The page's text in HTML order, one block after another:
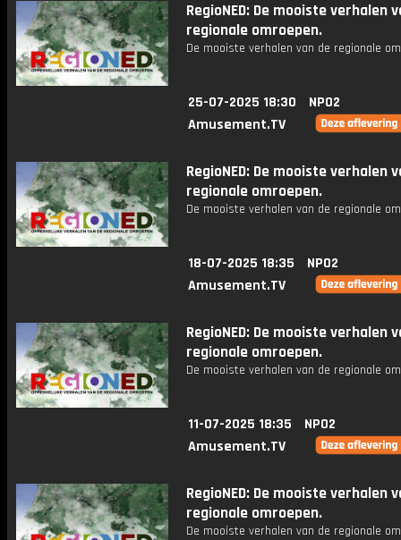
RegioNED: De mooiste verhalen
regionale omroepen.
De mooiste verhalen van de regionale
25-07-2025 18:30
NPO2
Amusement.TV
RegioNED: De mooiste verhalen
regionale omroepen.
De mooiste verhalen van de regionale
18-07-2025 18:35
NPO2
Amusement.TV
RegioNED: De mooiste verhalen
regionale omroepen.
De mooiste verhalen van de regionale
11-07-2025 18:35
NPO2
Amusement.TV
RegioNED: De mooiste verhalen
regionale omroepen.
De mooiste verhalen van de regionale